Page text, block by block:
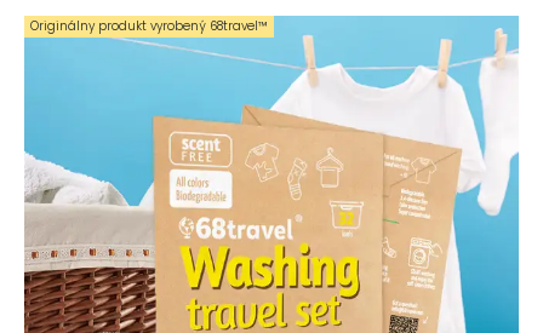
Originálny produkt vyrobený 68travel™️